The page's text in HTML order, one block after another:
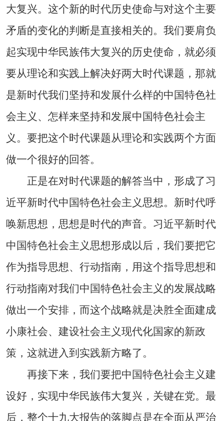
大复兴。这个新的时代历史使命与对这个主要
矛盾的变化的判断是直接相关的。我们要肩负
起实现中华民族伟大复兴的历史使命，就必须
要从理论和实践上解决好两大时代课题，那就
是新时代我们坚持和发展什么样的中国特色社
会主义、怎样来坚持和发展中国特色社会主
义。要把这个时代课题从理论和实践两个方面
做一个很好的回答。
正是在对时代课题的解答当中，形成了习
近平新时代中国特色社会主义思想。新时代呼
唤新思想，思想是时代的声音。习近平新时代
中国特色社会主义思想形成以后，我们要把它
作为指导思想、行动指南，用这个指导思想和
行动指南对我们中国特色社会主义的发展战略
做出一个安排，而这个战略就是决胜全面建成
小康社会、建设社会主义现代化国家的新政
策，这就进入到实践新方略了。
再接下来，我们要把中国特色社会主义建
设好，实现中华民族伟大复兴，关键在党。最
后，整个十九大报告的落脚点是在全面从严治